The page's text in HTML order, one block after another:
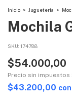
Inicio > Jugueteria >
Mochila
SKU: 174788
$54.000,00
Precio sin impuestos
$43.200,00 con